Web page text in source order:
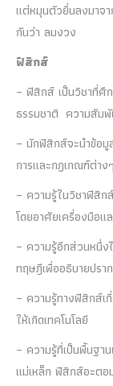
แต่หมุนตัวยื่นลงมาจ
กันว่า ลมงวง
ฟิสิกส์
– ฟิสิกส์ เป็นวิชาที่ศึ
ธรรมชาติ ความสัมพั
– นักฟิสิกส์จะนำข้อมู
การและกฏเกณฑ์ต่างๆ
– ความรู้ในวิชาฟิสิก
โดยอาศัยเครื่องมือ
– ความรู้อีกส่วนหนึ่ง
ทฤษฎีเพื่ออธิบายปรา
– ความรู้ทางฟิสิกส์เ
ให้เกิดเทคโนโลยี
– ความรู้ที่เป็นพื้นฐ
แม่เหล็ก ฟิสิกส์อะต